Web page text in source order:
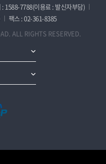
: 1588-7788(이용료 : 발신자부담)
팩스 : 02-361-8385
ALL RIGHTS RESERVED.